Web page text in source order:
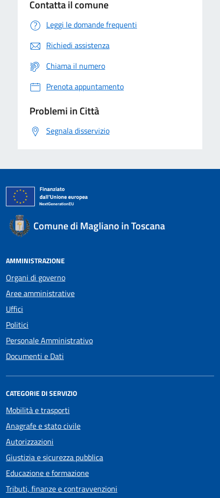
Contatta il comune
Leggi le domande frequenti
Richiedi assistenza
Chiama il numero
Prenota appuntamento
Problemi in Città
Segnala disservizio
Comune di Magliano in Toscana
AMMINISTRAZIONE
Organi di governo
Aree amministrative
Uffici
Politici
Personale Amministrativo
Documenti e Dati
CATEGORIE DI SERVIZIO
Mobilità e trasporti
Anagrafe e stato civile
Autorizzazioni
Giustizia e sicurezza pubblica
Educazione e formazione
Tributi, finanze e contravvenzioni